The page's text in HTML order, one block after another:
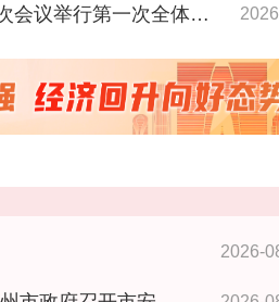
议举行第一次全体会议
走访慰问
访慰问
2026-